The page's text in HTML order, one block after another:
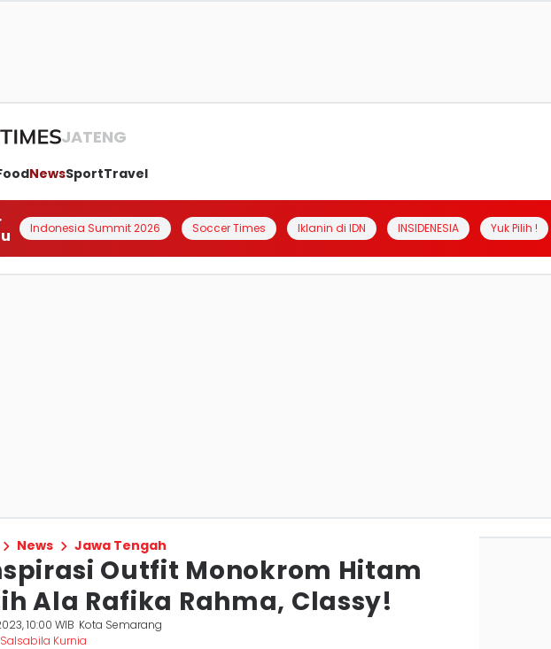
JATENG
NewsSportTravel
Indonesia Summit 2026 Soccer Times Iklanin di IDN INSIDENESIA Yuk Pilih !
News Jawa Tengah
Outfit Monokrom Hitam
Ala Rafika Rahma, Classy!
10:00 WIB Kota Semarang
Kurnia